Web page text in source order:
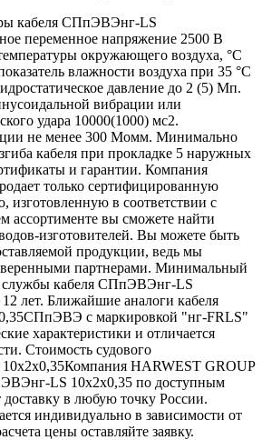
кабеля СПпЭВЭнг-LS
переменное напряжение 2500 В
окружающего воздуха, °С
влажности воздуха при 35 °С
давление до 2 (5) Мп.
вибрации или
удара 10000(1000) мс2.
не менее 300 Момм. Минимально
кабеля при прокладке 5 наружных
и гарантии. Компания
только сертифицированную
изготовленную в соответствии с
вы сможете найти
изготовителей. Вы можете быть
продукции, ведь мы
партнерами. Минимальный
службы кабеля СПпЭВЭнг-LS
лет. Ближайшие аналоги кабеля
с маркировкой "нг-FRLS"
характеристики и отличается
Стоимость судового
HARWEST GROUP
LS 10х2х0,35 по доступным
в любую точку России.
индивидуально в зависимости от
цены оставляйте заявку.